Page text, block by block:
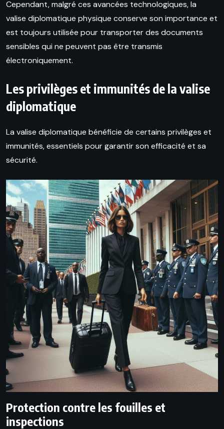
Cependant, malgré ces avancées technologiques, la
valise diplomatique physique conserve son importance et
est toujours utilisée pour transporter des documents
sensibles qui ne peuvent pas être transmis
électroniquement.
Les privilèges et immunités de la valise
diplomatique
La valise diplomatique bénéficie de certains privilèges et
immunités, essentiels pour garantir son efficacité et sa
sécurité.
Protection contre les fouilles et
inspections